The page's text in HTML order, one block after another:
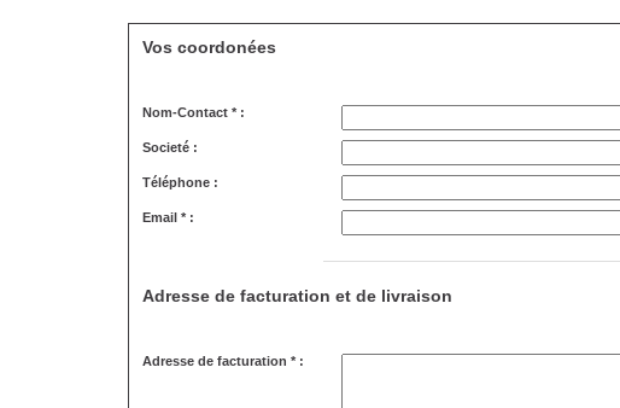
Vos coordonées
Nom-Contact * :
Societé :
Téléphone :
Email * :
Adresse de facturation et de livraison
Adresse de facturation * :